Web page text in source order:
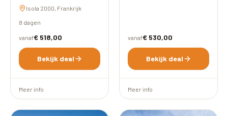
Isola 2000, Frankrijk
8 dagen
vanaf€ 518,00
Bekijk deal
Meer info
vanaf€ 530,00
Bekijk deal
Meer info